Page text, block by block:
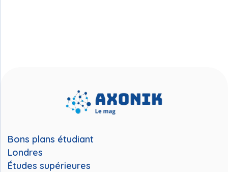
Bons plans étudiant
Londres
Études supérieures